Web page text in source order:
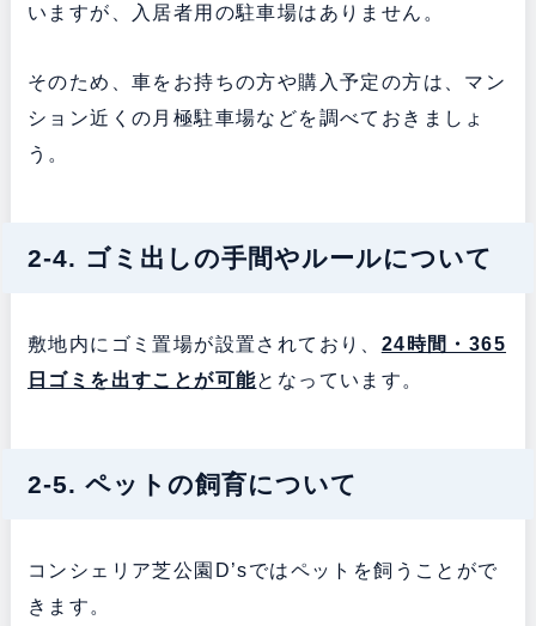
いますが、入居者用の駐車場はありません。
そのため、車をお持ちの方や購入予定の方は、マン
ション近くの月極駐車場などを調べておきましょ
う。
2-4. ゴミ出しの手間やルールについて
敷地内にゴミ置場が設置されており、 24時間・365
日ゴミを出すことが可能となっています。
2-5. ペットの飼育について
コンシェリア芝公園D’sではペットを飼うことがで
きます。